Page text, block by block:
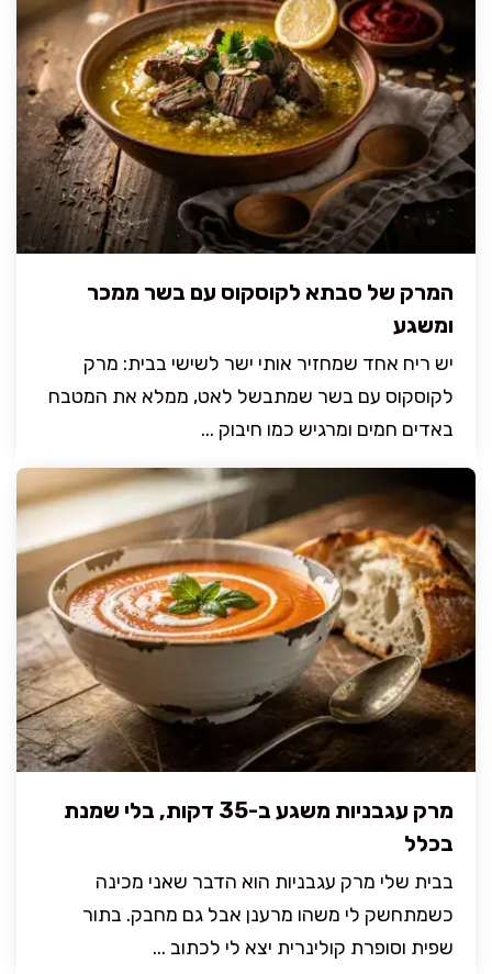
המרק של סבתא לקוסקוס עם בשר ממכר
ומשגע
יש ריח אחד שמחזיר אותי ישר לשישי בבית: מרק
לקוסקוס עם בשר שמתבשל לאט, ממלא את המטבח
באדים חמים ומרגיש כמו חיבוק ...
מרק עגבניות משגע ב-35 דקות, בלי שמנת
בכלל
בבית שלי מרק עגבניות הוא הדבר שאני מכינה
כשמתחשק לי משהו מרענן אבל גם מחבק. בתור
שפית וסופרת קולינרית יצא לי לכתוב ...